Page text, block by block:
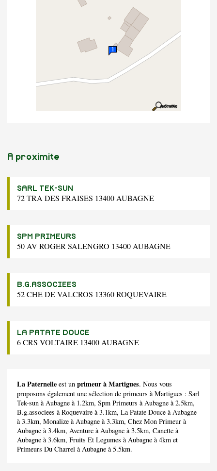
A proximite
SARL TEK-SUN
72 TRA DES FRAISES 13400 AUBAGNE
SPM PRIMEURS
50 AV ROGER SALENGRO 13400 AUBAGNE
B.G.ASSOCIEES
52 CHE DE VALCROS 13360 ROQUEVAIRE
LA PATATE DOUCE
6 CRS VOLTAIRE 13400 AUBAGNE
La Paternelle est un primeur à Martigues. Nous vous
proposons également une sélection de primeurs à Martigues : Sarl
Tek-sun à Aubagne à 1.2km, Spm Primeurs à Aubagne à 2.5km,
B.g.associees à Roquevaire à 3.1km, La Patate Douce à Aubagne
à 3.3km, Monalize à Aubagne à 3.3km, Chez Mon Primeur à
Aubagne à 3.4km, Aventure à Aubagne à 3.5km, Canette à
Aubagne à 3.6km, Fruits Et Legumes à Aubagne à 4km et
Primeurs Du Charrel à Aubagne à 5.5km.